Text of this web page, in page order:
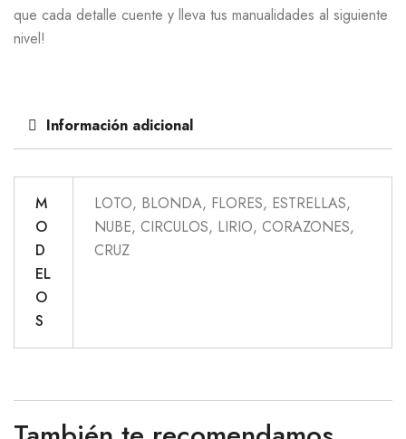
que cada detalle cuente y lleva tus manualidades al siguiente
nivel!
Información adicional
M
O
D
EL
O
S
LOTO, BLONDA, FLORES, ESTRELLAS,
NUBE, CIRCULOS, LIRIO, CORAZONES,
CRUZ